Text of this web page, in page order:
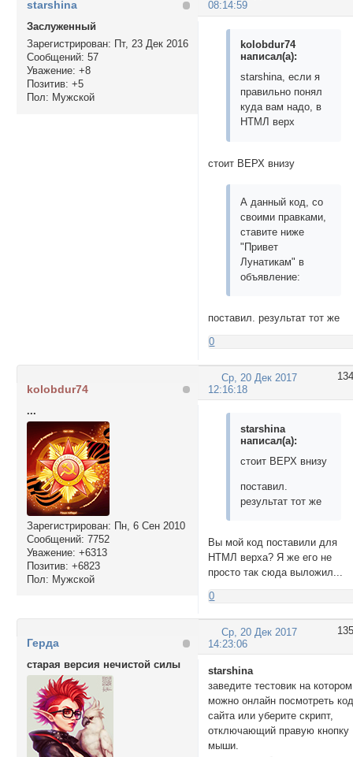
08:14:59
starshina
Заслуженный
Зарегистрирован: Пт, 23 Дек 2016
Сообщений: 57
Уважение: +8
Позитив: +5
Пол: Мужской
kolobdur74
написал(а):
starshina, если я
правильно понял
куда вам надо, в
НТМЛ верх
стоит ВЕРХ внизу
А данный код, со
своими правками,
ставите ниже
"Привет
Лунатикам" в
объявление:
поставил. результат тот же
0
134
Ср, 20 Дек 2017
12:16:18
kolobdur74
...
Зарегистрирован: Пн, 6 Сен 2010
Сообщений: 7752
Уважение: +6313
Позитив: +6823
Пол: Мужской
starshina
написал(а):
стоит ВЕРХ внизу
поставил.
результат тот же
Вы мой код поставили для
НТМЛ верха? Я же его не
просто так сюда выложил...
0
135
Ср, 20 Дек 2017
14:23:06
Герда
старая версия нечистой силы
starshina
заведите тестовик на котором
можно онлайн посмотреть
сайта или уберите скрипт,
отключающий правую кнопку
мыши.